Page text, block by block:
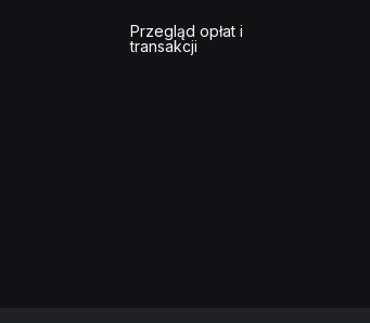
Przegląd opłat i
transakcji